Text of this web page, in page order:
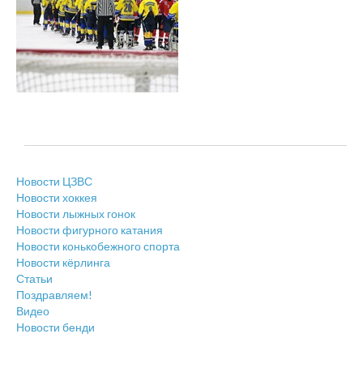
Новости ЦЗВС
Новости хоккея
Новости лыжных гонок
Новости фигурного катания
Новости конькобежного спорта
Новости кёрлинга
Статьи
Поздравляем!
Видео
Новости бенди